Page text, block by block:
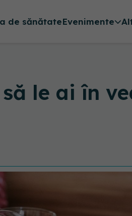
de sănătateEvenimente
le ai în